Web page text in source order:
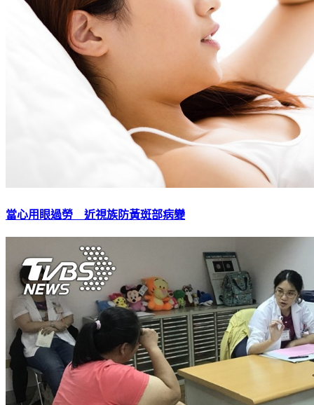
當心用眼過勞 近視族防黃斑部病變